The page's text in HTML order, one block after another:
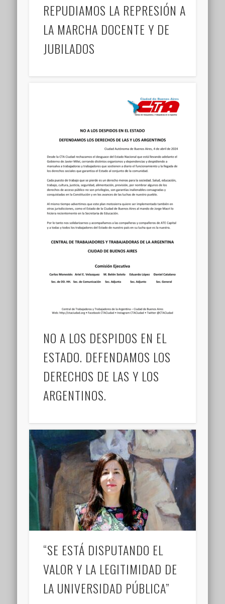
REPUDIAMOS LA REPRESIÓN A
LA MARCHA DOCENTE Y DE
JUBILADOS
NO A LOS DESPIDOS EN EL
ESTADO. DEFENDAMOS LOS
DERECHOS DE LAS Y LOS
ARGENTINOS.
“SE ESTÁ DISPUTANDO EL
VALOR Y LA LEGITIMIDAD DE
LA UNIVERSIDAD PÚBLICA”